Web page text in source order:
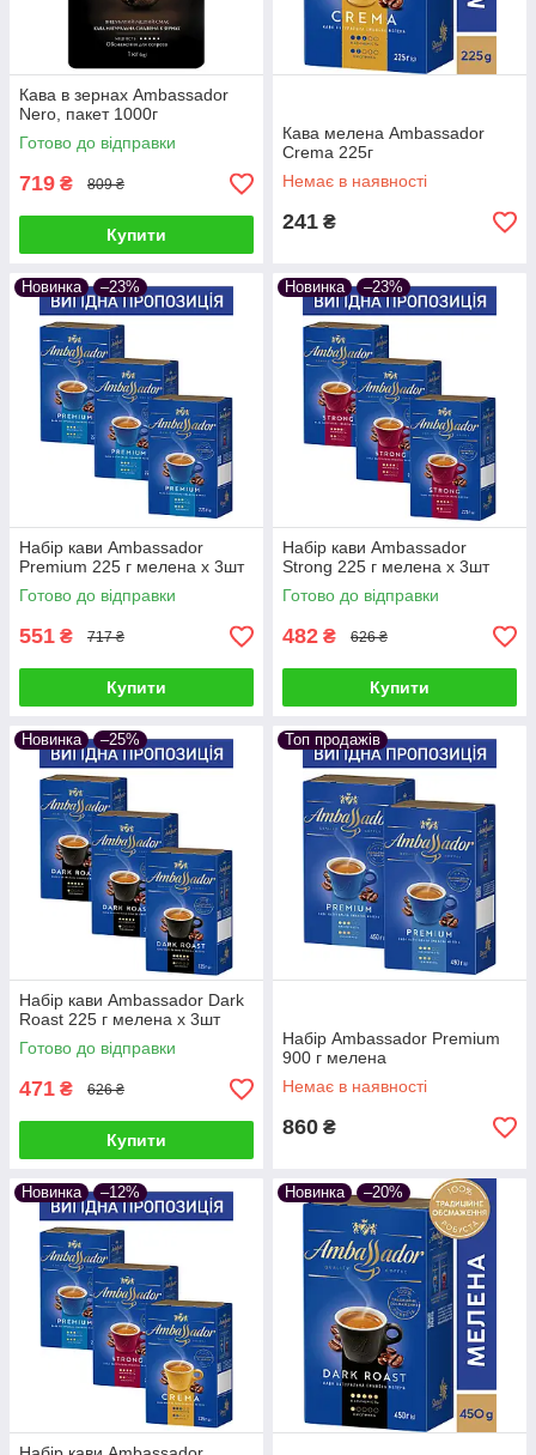
Кава в зернах Ambassador
Nero, пакет 1000г
Готово до відправки
719 ₴ 809 ₴
Купити
Кава мелена Ambassador
Crema 225г
Немає в наявності
241 ₴
Новинка –23%
Набір кави Ambassador
Premium 225 г мелена х 3шт
Готово до відправки
551 ₴ 717 ₴
Купити
Новинка –23%
Набір кави Ambassador
Strong 225 г мелена х 3шт
Готово до відправки
482 ₴ 626 ₴
Купити
Новинка –25%
Набір кави Ambassador Dark
Roast 225 г мелена х 3шт
Готово до відправки
471 ₴ 626 ₴
Купити
Топ продажів
Набір Ambassador Premium
900 г мелена
Немає в наявності
860 ₴
Новинка –12% Новинка –20%